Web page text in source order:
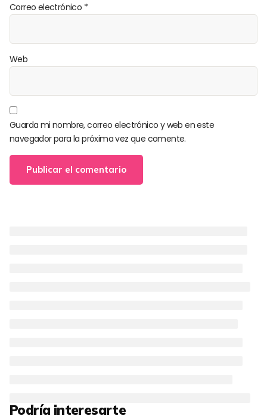
Correo electrónico *
Web
Guarda mi nombre, correo electrónico y web en este
navegador para la próxima vez que comente.
Podría interesarte